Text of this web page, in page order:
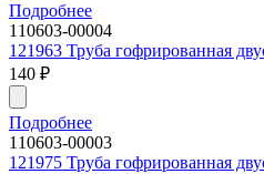
Подробнее
110603-00004
121963 Труба гофрированная
140 ₽
Подробнее
110603-00003
121975 Труба гофрированная